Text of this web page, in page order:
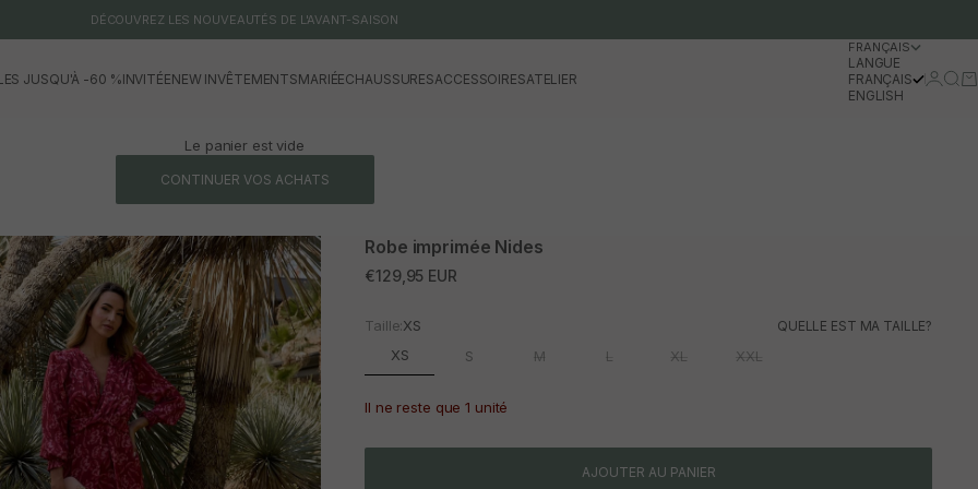
DÉCOUVREZ LES NOUVEAUTÉS DE L'AVANT-SAISON
JUSQU'À -60 %INVITÉENEW INVÊTEMENTSMARIÉECHAUSSURESACCESSOIRESATELIER
FRANÇAIS
LANGUE
FRANÇAIS
ENGLISH
Se
Le panier est vide
CONTINUER VOS ACHATS
Robe imprimée Nides
Prix promotionnel
€129,95 EUR
Taille:XS QUELLE EST MA TAILLE?
XS S M L XL XXL
Il ne reste que 1 unité
AJOUTER AU PANIER